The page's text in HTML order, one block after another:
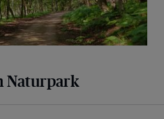
Naturpark